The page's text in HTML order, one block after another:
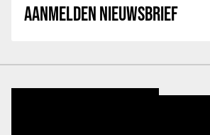
AANMELDEN NIEUWSBRIEF